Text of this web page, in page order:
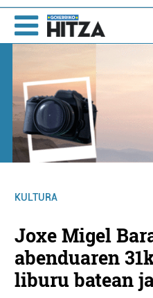
KULTURA
Joxe Migel
abenduaren
liburu batean